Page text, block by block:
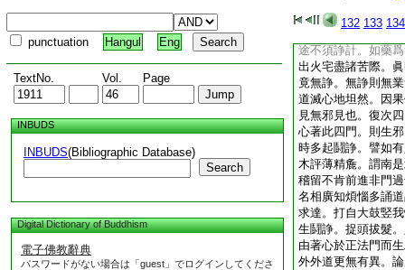
punctuation Hangul Eng
TextNo. Vol. Page
INBUDS
INBUDS(Bibliographic Database)
Search
Digital Dictionary of Buddhism
電子佛教辭典
パスワードがない場合は「guest」でログインしてくださ
132 133 134
起戲論。譬如有人
途不須諍計。如藥
出火宅盡諸苦際。
竟無諍。無諍則無
道滅心地坦然。因
見無邪見也。復次
心著此四門。則生
時多起鬪諍。譬如
木評薄精麁。謂南
稽留不肯前進非門
名相廣知煩惱多誦
求達。打自大鼓竪
生鬪諍。捉頭拔髮
由著心於正法門而
外外道更無有異。